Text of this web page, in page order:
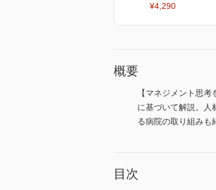
¥4,290
概要
【マネジメント思
に基づいて解説。人
る病院の取り組みも
目次